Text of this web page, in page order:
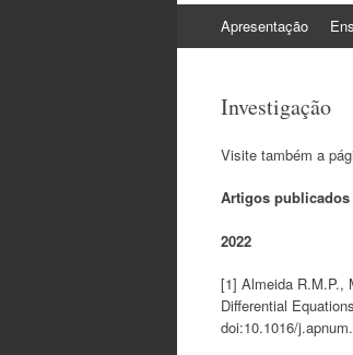
to
Apresentação
Investigação
Visite também a
Artigos publicados
2022
[1] Almeida R.M.P.,
Differential
doi:10.1016/